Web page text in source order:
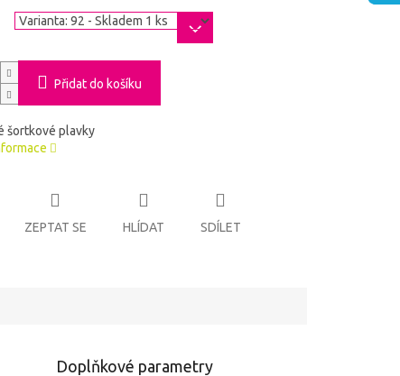
Přidat do košíku
šortkové plavky
ZEPTAT SE HLÍDAT SDÍLET
Doplňkové parametry